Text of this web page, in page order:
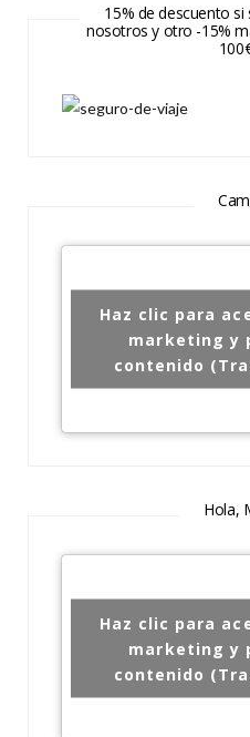
15% de descuento
nosotros y otro -15%
Haz clic para
marketing y
contenido
Hola,
Haz clic para
marketing y
contenido